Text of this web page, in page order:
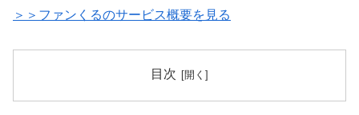
＞＞ファンくるのサービス概要を見る
目次